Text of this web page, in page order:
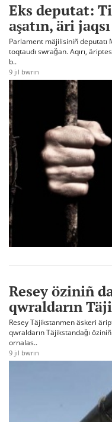
Eks deputat:
aşatın, äri
Parlament mäjilisiniñ deputatı
toqtaudı swrağan. Aqırı,
b..
9 jıl bwrın
Resey öziniñ
qwraldarın
Resey Täjikstanmen äskeri
qwraldarın Täjikstandağı
ornalas..
9 jıl bwrın